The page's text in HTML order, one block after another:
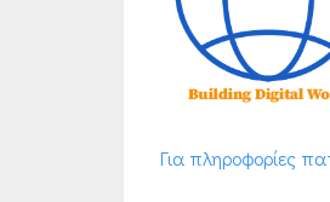
Για πληροφορίες